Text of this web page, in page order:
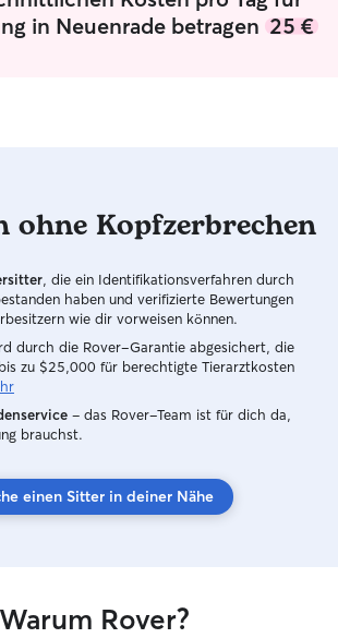
in Neuenrade betragen 25 €
ohne Kopfzerbrechen
, die ein Identifikationsverfahren durch
haben und verifizierte Bewertungen
wie dir vorweisen können.
durch die Rover-Garantie abgesichert, die
zu $25,000 für berechtigte Tierarztkosten
– das Rover-Team ist für dich da,
brauchst.
einen Sitter in deiner Nähe
Warum Rover?